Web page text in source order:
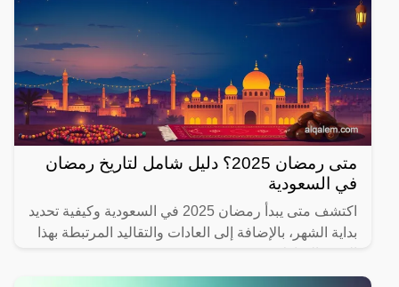
متى رمضان 2025؟ دليل شامل لتاريخ رمضان
في السعودية
اكتشف متى يبدأ رمضان 2025 في السعودية وكيفية تحديد
بداية الشهر، بالإضافة إلى العادات والتقاليد المرتبطة بهذا